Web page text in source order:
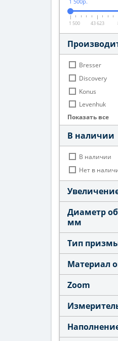
1 500 43 623
Bresser
Discovery
Konus
Levenhuk
Navigator
Veber
Показать все
В наличии
В наличии
Нет в
Диаметр
мм
Тип
Материал
Zoom